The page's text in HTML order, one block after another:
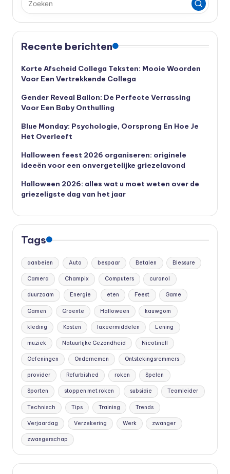
Recente berichten
Korte Afscheid Collega Teksten: Mooie Woorden
Voor Een Vertrekkende Collega
Gender Reveal Ballon: De Perfecte Verrassing
Voor Een Baby Onthulling
Blue Monday: Psychologie, Oorsprong En Hoe Je
Het Overleeft
Halloween feest 2026 organiseren: originele
ideeën voor een onvergetelijke griezelavond
Halloween 2026: alles wat u moet weten over de
griezeligste dag van het jaar
Tags
aanbeien Auto bespaar Betalen Blessure
Camera Champix Computers curanol
duurzaam Energie eten Feest Game
Gamen Groente Halloween kauwgom
kleding Kosten laxeermiddelen Lening
muziek Natuurlijke Gezondheid Nicotinell
Oefeningen Ondernemen Ontstekingsremmers
provider Refurbished roken Spelen
Sporten stoppen met roken subsidie Teamleider
Technisch Tips Training Trends
Verjaardag Verzekering Werk zwanger
zwangerschap